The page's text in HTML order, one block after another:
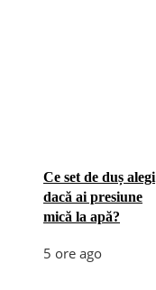
Ce set de duș alegi
dacă ai presiune
mică la apă?
5 ore ago